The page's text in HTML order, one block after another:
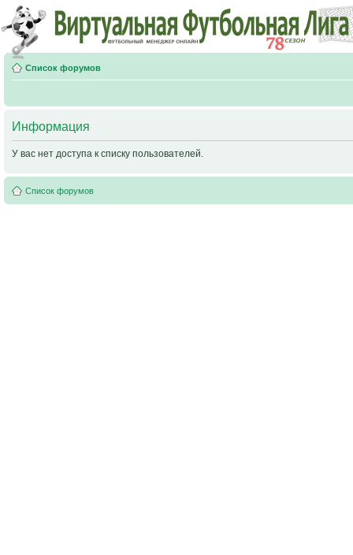
Список форумов
Информация
У вас нет доступа к списку пользователей.
Список форумов